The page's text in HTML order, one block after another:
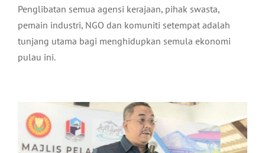
Penglibatan semua agensi kerajaan, pihak swasta,
pemain industri, NGO dan komuniti setempat adalah
tunjang utama bagi menghidupkan semula ekonomi
pulau ini.